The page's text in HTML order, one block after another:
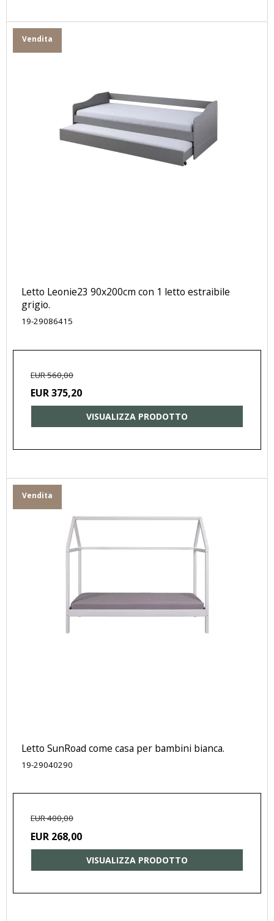
Vendita
Letto Leonie23 90x200cm con 1 letto estraibile
grigio.
19-29086415
EUR 560,00
EUR 375,20
VISUALIZZA PRODOTTO
Vendita
Letto SunRoad come casa per bambini bianca.
19-29040290
EUR 400,00
EUR 268,00
VISUALIZZA PRODOTTO